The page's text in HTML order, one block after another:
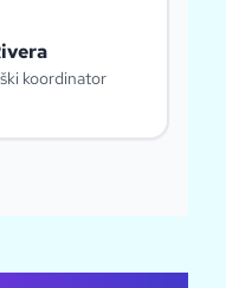
koordinator